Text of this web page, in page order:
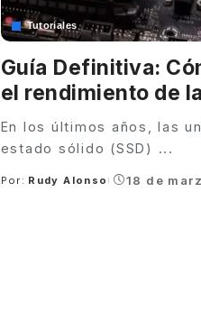
Tutoriales
Guía Definitiva:
el rendimiento de
En los últimos años, las
estado sólido (SSD) ...
Posted
Por: Rudy Alonso 18 de